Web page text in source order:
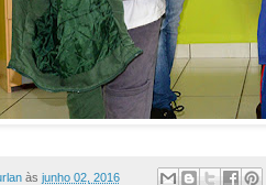
às junho 02, 2016